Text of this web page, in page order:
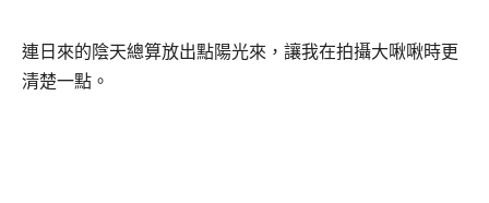
連日來的陰天總算放出點陽光來，讓我在拍攝大啾啾時更
清楚一點。